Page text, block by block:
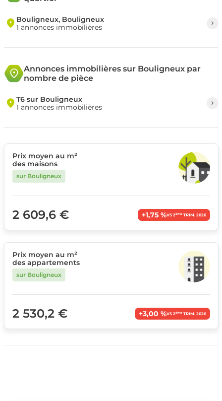
Bouligneux, Bouligneux
1 annonces immobilières
Annonces immobilières sur Bouligneux par
nombre de pièce
T6 sur Bouligneux
1 annonces immobilières
Prix moyen au m²
des maisons
sur Bouligneux
2 609,6 € +1,75 %VS 2èmeTRIM. 2026
Prix moyen au m²
des appartements
sur Bouligneux
2 530,2 € +3,00 %VS 2èmeTRIM. 2026